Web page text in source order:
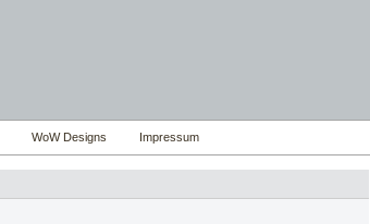
WoW Designs Impressum